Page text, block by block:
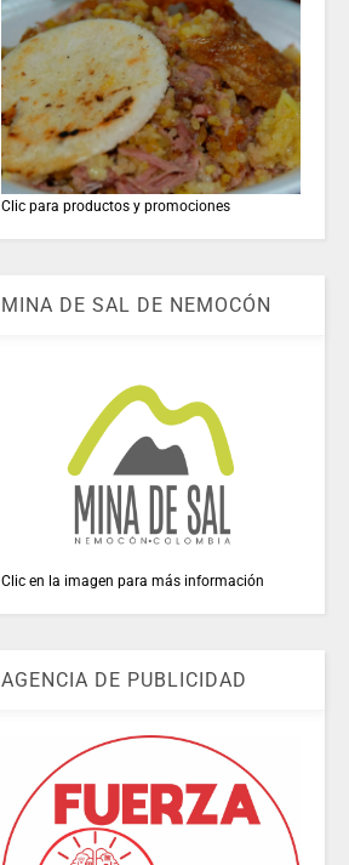
Clic para productos y promociones
MINA DE SAL DE NEMOCÓN
Clic en la imagen para más información
AGENCIA DE PUBLICIDAD